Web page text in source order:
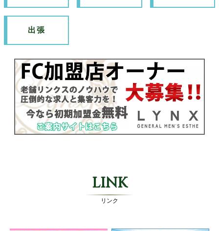
出張
LINK
リンク